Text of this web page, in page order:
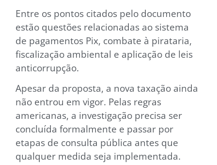
Entre os pontos citados pelo documento
estão questões relacionadas ao sistema
de pagamentos Pix, combate à pirataria,
fiscalização ambiental e aplicação de leis
anticorrupção.
Apesar da proposta, a nova taxação ainda
não entrou em vigor. Pelas regras
americanas, a investigação precisa ser
concluída formalmente e passar por
etapas de consulta pública antes que
qualquer medida seja implementada.